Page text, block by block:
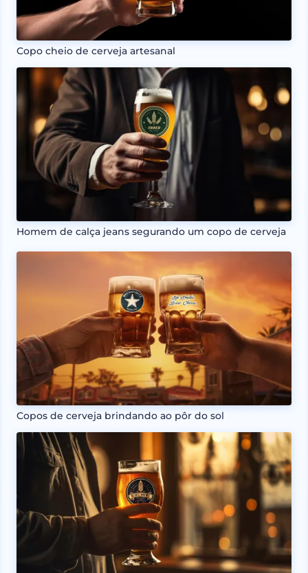
Copo cheio de cerveja artesanal
Homem de calça jeans segurando um copo de cerveja
Copos de cerveja brindando ao pôr do sol